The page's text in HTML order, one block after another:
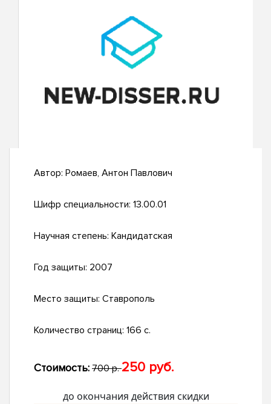
Автор: Ромаев, Антон Павлович
Шифр специальности: 13.00.01
Научная степень: Кандидатская
Год защиты: 2007
Место защиты: Ставрополь
Количество страниц: 166 с.
Стоимость: 700 р.250 руб.
до окончания действия скидки